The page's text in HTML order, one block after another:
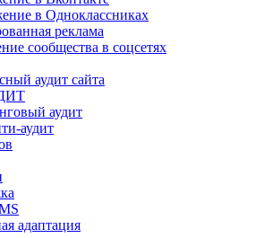
в Одноклассниках
реклама
сообщества в соцсетях
аудит сайта
аудит
аудит
адаптация